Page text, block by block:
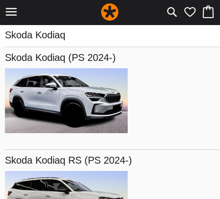
Skoda Kodiaq
Skoda Kodiaq (PS 2024-)
Skoda Kodiaq RS (PS 2024-)